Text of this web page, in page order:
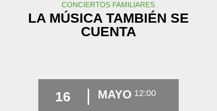
CONCIERTOS FAMILIARES
LA MÚSICA TAMBIÉN SE
CUENTA
16 MAYO 12:00